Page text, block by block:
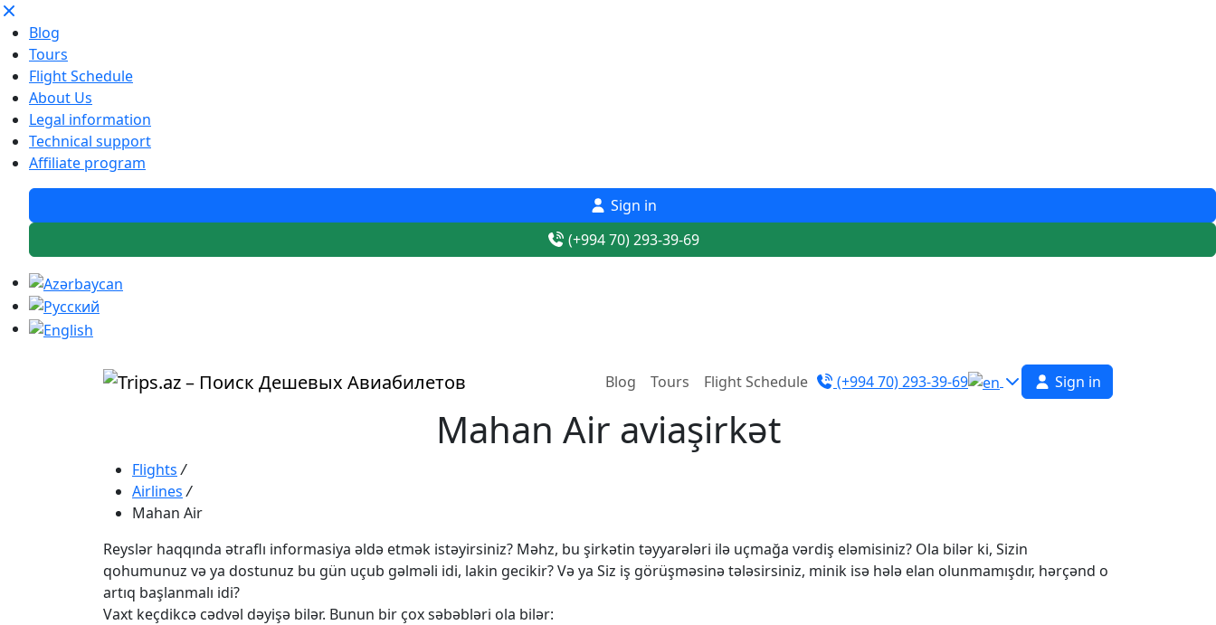
Blog
Tours
Flight Schedule
About Us
Legal information
Technical support
Affiliate program
Sign in
(+994 70) 293-39-69
Blog Tours Flight Schedule (+994 70) 293-39-69 Sign in
Mahan Air aviaşirkət
Flights /
Airlines /
Mahan Air
Reyslər haqqında ətraflı informasiya əldə etmək istəyirsiniz? Məhz, bu şirkətin təyyarələri ilə uçmağa vərdiş eləmisiniz? Ola bilər ki, Sizin
qohumunuz və ya dostunuz bu gün uçub gəlməli idi, lakin gecikir? Və ya Siz iş görüşməsinə tələsirsiniz, minik isə hələ elan olunmamışdır, hərçənd o
artıq başlanmalı idi?
Vaxt keçdikcə cədvəl dəyişə bilər. Bunun bir çox səbəbləri ola bilər: